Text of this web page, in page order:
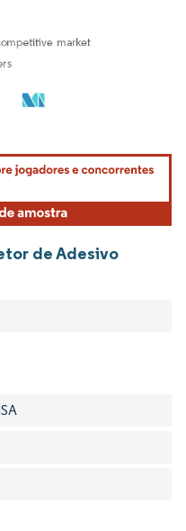
atribuição conforme CC BY 4.0.
de Adesivo